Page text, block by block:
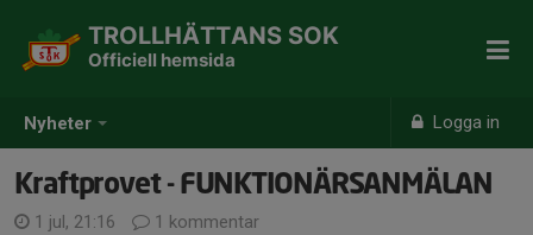
Nyheter Logga in
TROLLHÄTTANS SOK
Officiell hemsida
Kraftprovet - FUNKTIONÄRSANMÄLAN
1 jul, 21:16 1 kommentar